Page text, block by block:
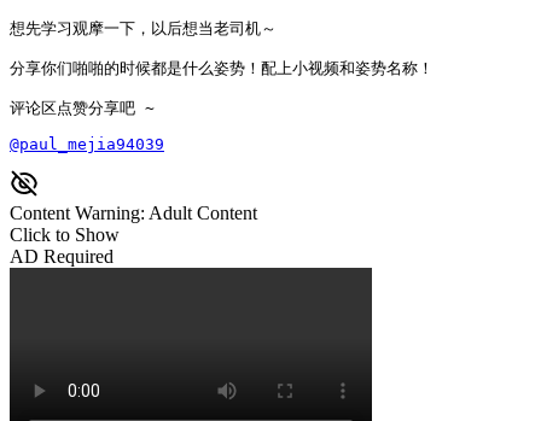
想先学习观摩一下，以后想当老司机～
分享你们啪啪的时候都是什么姿势！配上小视频和姿势名称！
评论区点赞分享吧 ~
@paul_mejia94039
Content Warning: Adult Content
Click to Show
AD Required